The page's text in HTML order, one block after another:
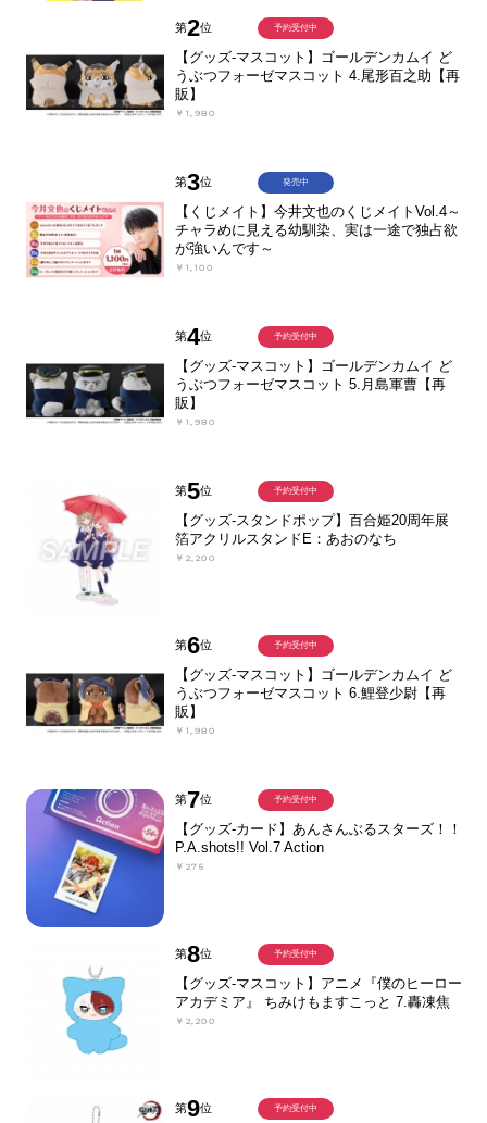
第2位
【グッズ-マスコット】ゴールデンカムイ ど
うぶつフォーゼマスコット 4.尾形百之助【再
販】
￥1,980
予約受付中
第3位
【くじメイト】今井文也のくじメイトVol.4～
チャラめに見える幼馴染、実は一途で独占欲
が強いんです～
￥1,100
発売中
第4位
【グッズ-マスコット】ゴールデンカムイ ど
うぶつフォーゼマスコット 5.月島軍曹【再
販】
￥1,980
予約受付中
第5位
【グッズ-スタンドポップ】百合姫20周年展
箔アクリルスタンドE：あおのなち
￥2,200
予約受付中
第6位
【グッズ-マスコット】ゴールデンカムイ ど
うぶつフォーゼマスコット 6.鯉登少尉【再
販】
￥1,980
予約受付中
第7位
【グッズ-カード】あんさんぶるスターズ！！
P.A.shots!! Vol.7 Action
￥275
予約受付中
第8位
【グッズ-マスコット】アニメ『僕のヒーロー
アカデミア』 ちみけもますこっと 7.轟凍焦
￥2,200
予約受付中
第9位 予約受付中